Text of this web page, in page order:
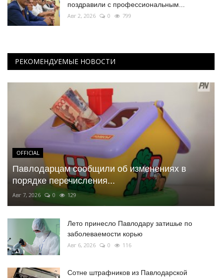
поздравили с профессиональным...
Авг 2, 2026 0 799
РЕКОМЕНДУЕМЫЕ НОВОСТИ
OFFICIAL
Павлодарцам сообщили об изменениях в
порядке перечисления...
Авг 7, 2026 0 129
Лето принесло Павлодару затишье по
заболеваемости корью
Авг 6, 2026 0 116
Сотне штрафников из Павлодарской